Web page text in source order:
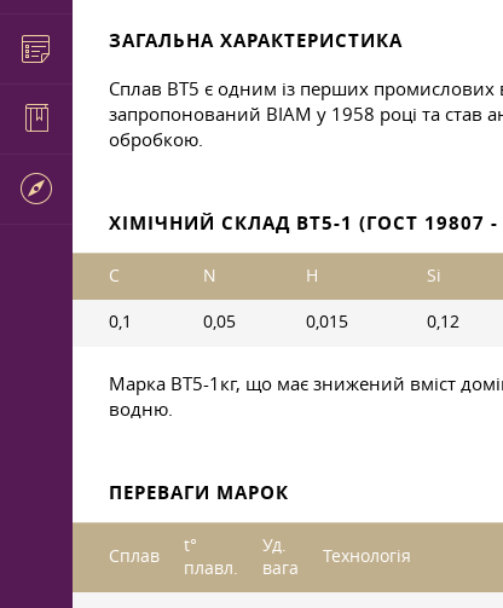
ЗАГАЛЬНА ХАРАКТЕРИСТИКА
Сплав ВТ5 є одним із перших промислових
запропонований ВІАМ у 1958 році та став
обробкою.
ХІМІЧНИЙ СКЛАД ВТ5-1 (ГОСТ 19807 -
C N H Si
0,1 0,05 0,015 0,12
Марка ВТ5-1кг, що має знижений вміст
водню.
ПЕРЕВАГИ МАРОК
Сплав
t°
плавл.
Уд.
вага
Технологія